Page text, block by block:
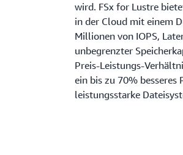
wird. FSx for Lustre
in der Cloud mit einem
Millionen von IOPS,
unbegrenzter
Preis-Leistungs-
ein bis zu 70% besseres
leistungsstarke